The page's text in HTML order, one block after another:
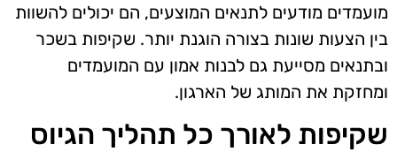
מועמדים מודעים לתנאים המוצעים, הם יכולים להשוות
בין הצעות שונות בצורה הוגנת יותר. שקיפות בשכר
ובתנאים מסייעת גם לבנות אמון עם המועמדים
ומחזקת את המותג של הארגון.
שקיפות לאורך כל תהליך הגיוס